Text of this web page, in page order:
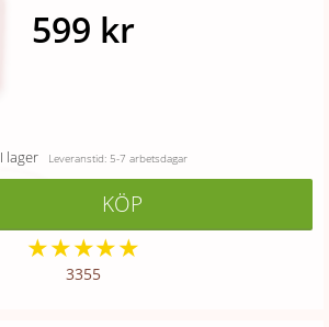
599 kr
I lager Leveranstid: 5-7 arbetsdagar
KÖP
★★★★★
3355